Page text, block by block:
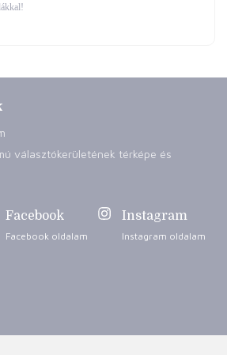
választókerületének térképe és
Facebook
Facebook oldalam
Instagram
Instagram oldalam